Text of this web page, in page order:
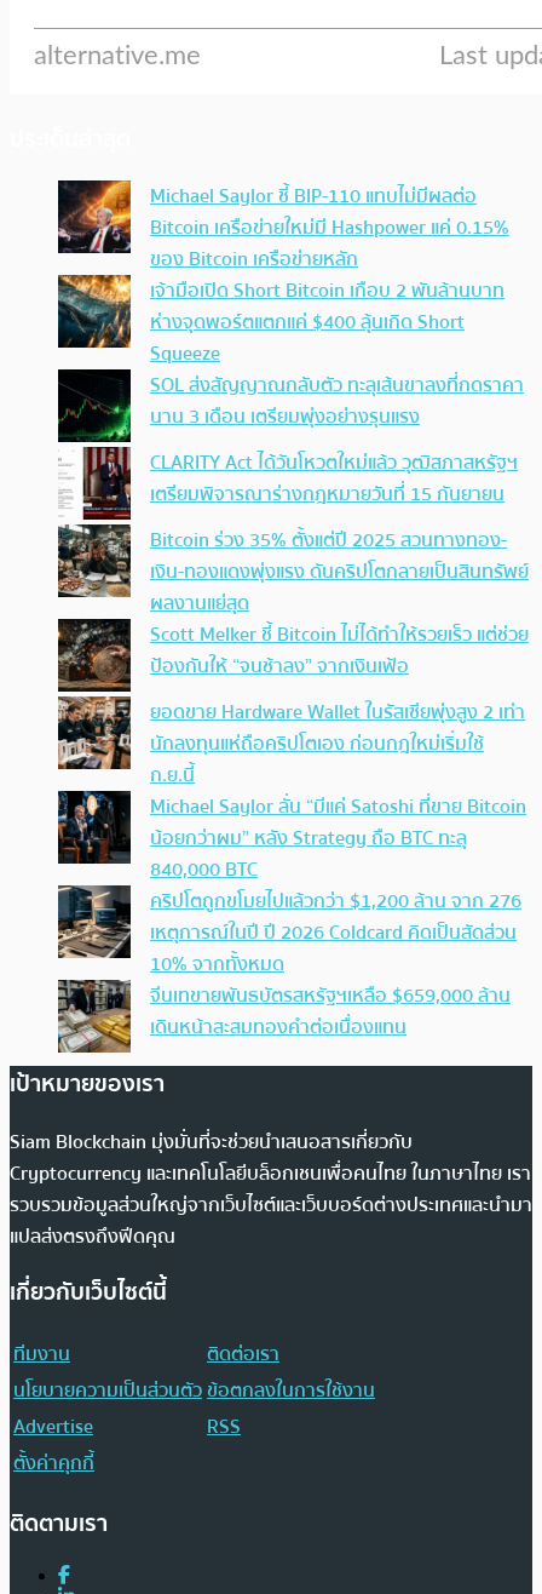
Michael Saylor ชี้ BIP-110 แทบไม่มีผลต่อ
Bitcoin เครือข่ายใหม่มี Hashpower แค่ 0.15%
ของ Bitcoin เครือข่ายหลัก
เจ้ามือเปิด Short Bitcoin เกือบ 2 พันล้านบาท
ห่างจุดพอร์ตแตกแค่ $400 ลุ้นเกิด Short
Squeeze
SOL ส่งสัญญาณกลับตัว ทะลุเส้นขาลงที่กดราคา
นาน 3 เดือน เตรียมพุ่งอย่างรุนแรง
CLARITY Act ได้วันโหวตใหม่แล้ว วุฒิสภาสหรัฐฯ
เตรียมพิจารณาร่างกฎหมายวันที่ 15 กันยายน
Bitcoin ร่วง 35% ตั้งแต่ปี 2025 สวนทางทอง-
เงิน-ทองแดงพุ่งแรง ดันคริปโตกลายเป็นสินทรัพย์
ผลงานแย่สุด
Scott Melker ชี้ Bitcoin ไม่ได้ทำให้รวยเร็ว แต่ช่วย
ป้องกันให้ “จนช้าลง” จากเงินเฟ้อ
ยอดขาย Hardware Wallet ในรัสเซียพุ่งสูง 2 เท่า
นักลงทุนแห่ถือคริปโตเอง ก่อนกฎใหม่เริ่มใช้
ก.ย.นี้
Michael Saylor ลั่น “มีแค่ Satoshi ที่ขาย Bitcoin
น้อยกว่าผม” หลัง Strategy ถือ BTC ทะลุ
840,000 BTC
คริปโตถูกขโมยไปแล้วกว่า $1,200 ล้าน จาก 276
เหตุการณ์ในปี ปี 2026 Coldcard คิดเป็นสัดส่วน
10% จากทั้งหมด
จีนเทขายพันธบัตรสหรัฐฯเหลือ $659,000 ล้าน
เดินหน้าสะสมทองคำต่อเนื่องแทน
เป้าหมายของเรา
Siam Blockchain มุ่งมั่นที่จะช่วยนำเสนอสารเกี่ยวกับ
Cryptocurrency และเทคโนโลยีบล็อกเชนเพื่อคนไทย ในภาษาไทย เรา
รวบรวมข้อมูลส่วนใหญ่จากเว็บไซต์และเว็บบอร์ดต่างประเทศและนำมา
แปลส่งตรงถึงฟีดคุณ
เกี่ยวกับเว็บไซต์นี้
ทีมงาน
ติดต่อเรา
นโยบายความเป็นส่วนตัวข้อตกลงในการใช้งาน
Advertise
RSS
ตั้งค่าคุกกี้
ติดตามเรา